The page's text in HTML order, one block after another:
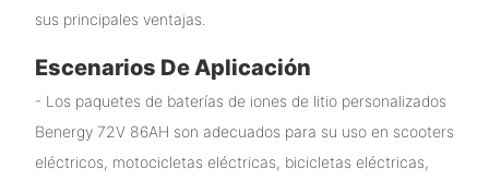
sus principales ventajas.
Escenarios De Aplicación
- Los paquetes de baterías de iones de litio personalizados
Benergy 72V 86AH son adecuados para su uso en scooters
eléctricos, motocicletas eléctricas, bicicletas eléctricas,